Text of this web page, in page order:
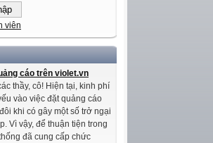
viên
cáo trên violet.vn
thầy, cô! Hiện tại, kinh phí
vào việc đặt quảng cáo
khi có gây một số trở ngại
Vì vậy, để thuận tiện trong
đã cung cấp chức